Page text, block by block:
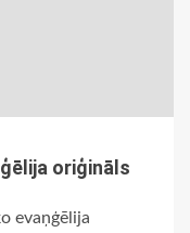
oriģināls
evaņģēlija